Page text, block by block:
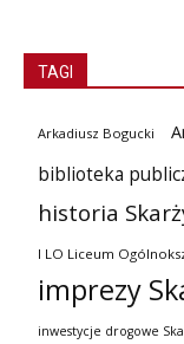
TAGI
Arkadiusz Bogucki
biblioteka
historia
I LO Liceum
imprezy
inwestycje drogowe